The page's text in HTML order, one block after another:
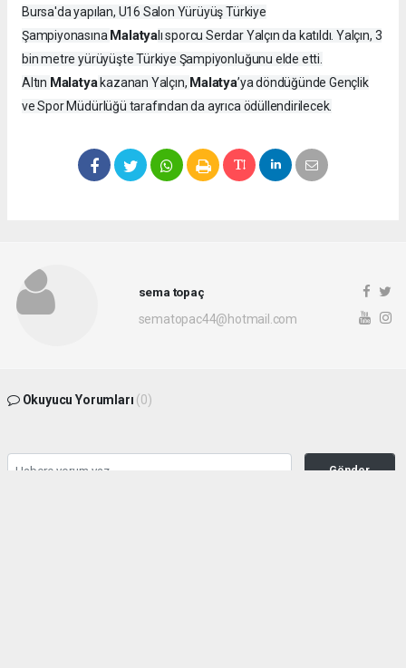
Bursa'da yapılan, U16 Salon Yürüyüş Türkiye
Şampiyonasına Malatyalı sporcu Serdar Yalçın da katıldı. Yalçın, 3
bin metre yürüyüşte Türkiye Şampiyonluğunu elde etti.
Altın Malatyakazanan Yalçın, Malatya’ya döndüğünde Gençlik
ve Spor Müdürlüğü tarafından da ayrıca ödüllendirilecek.
sema topaç
sematopac44@hotmail.com
Okuyucu Yorumları (0)
Gönder